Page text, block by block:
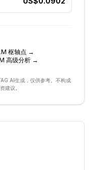
枢轴点 →
高级分析→
AI生成，仅供参考。不构成
建议。